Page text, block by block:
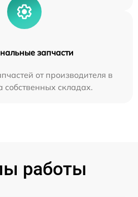
запчасти
от производителя в
собственных складах.
работы